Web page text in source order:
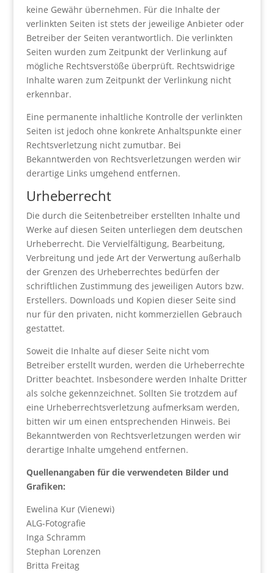
keine Gewähr übernehmen. Für die Inhalte der
verlinkten Seiten ist stets der jeweilige Anbieter oder
Betreiber der Seiten verantwortlich. Die verlinkten
Seiten wurden zum Zeitpunkt der Verlinkung auf
mögliche Rechtsverstöße überprüft. Rechtswidrige
Inhalte waren zum Zeitpunkt der Verlinkung nicht
erkennbar.
Eine permanente inhaltliche Kontrolle der verlinkten
Seiten ist jedoch ohne konkrete Anhaltspunkte einer
Rechtsverletzung nicht zumutbar. Bei
Bekanntwerden von Rechtsverletzungen werden wir
derartige Links umgehend entfernen.
Urheberrecht
Die durch die Seitenbetreiber erstellten Inhalte und
Werke auf diesen Seiten unterliegen dem deutschen
Urheberrecht. Die Vervielfältigung, Bearbeitung,
Verbreitung und jede Art der Verwertung außerhalb
der Grenzen des Urheberrechtes bedürfen der
schriftlichen Zustimmung des jeweiligen Autors bzw.
Erstellers. Downloads und Kopien dieser Seite sind
nur für den privaten, nicht kommerziellen Gebrauch
gestattet.
Soweit die Inhalte auf dieser Seite nicht vom
Betreiber erstellt wurden, werden die Urheberrechte
Dritter beachtet. Insbesondere werden Inhalte Dritter
als solche gekennzeichnet. Sollten Sie trotzdem auf
eine Urheberrechtsverletzung aufmerksam werden,
bitten wir um einen entsprechenden Hinweis. Bei
Bekanntwerden von Rechtsverletzungen werden wir
derartige Inhalte umgehend entfernen.
Quellenangaben für die verwendeten Bilder und
Grafiken:
Ewelina Kur (Vienewi)
ALG-Fotografie
Inga Schramm
Stephan Lorenzen
Britta Freitag